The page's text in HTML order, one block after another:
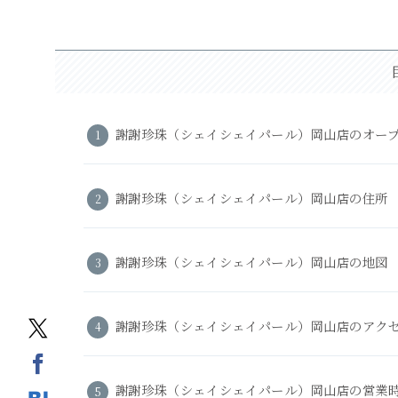
謝謝珍珠（シェイシェイパール）岡山店のオー
謝謝珍珠（シェイシェイパール）岡山店の住所
謝謝珍珠（シェイシェイパール）岡山店の地図
謝謝珍珠（シェイシェイパール）岡山店のアク
謝謝珍珠（シェイシェイパール）岡山店の営業